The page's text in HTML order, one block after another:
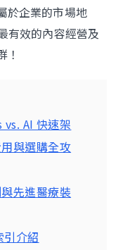
於企業的市場地
有效的內容經營及
！
AI 快速架
與選購全攻
先進醫療裝
介紹